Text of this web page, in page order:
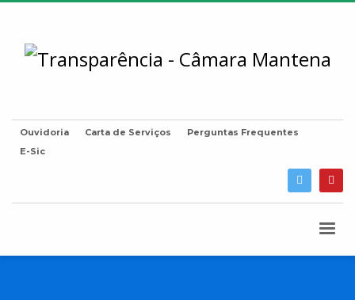
Ouvidoria Carta de Serviços
Perguntas Frequentes
E-Sic